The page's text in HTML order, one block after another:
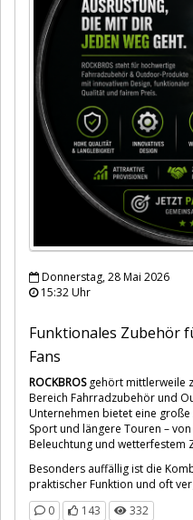
Donnerstag, 28 Mai 2026
15:32 Uhr
Funktionales Zubehör
Fans
ROCKBROSgehört mittlerweile
Bereich Fahrradzubehör und
Unternehmen bietet eine
Sport und längere Touren –
Beleuchtung und wetterfestem
Besonders auffällig ist die
praktischer Funktion und oft
0
143 332